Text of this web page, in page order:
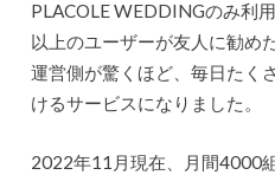
PLACOLE WEDDINGのみ利
以上のユーザーが友人に勧め
運営側が驚くほど、毎日たく
けるサービスになりました。
2022年11月現在、月間4000